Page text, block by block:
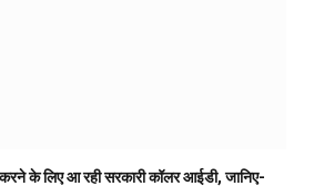
के लिए आ रही सरकारी कॉलर आईडी, जानिए-